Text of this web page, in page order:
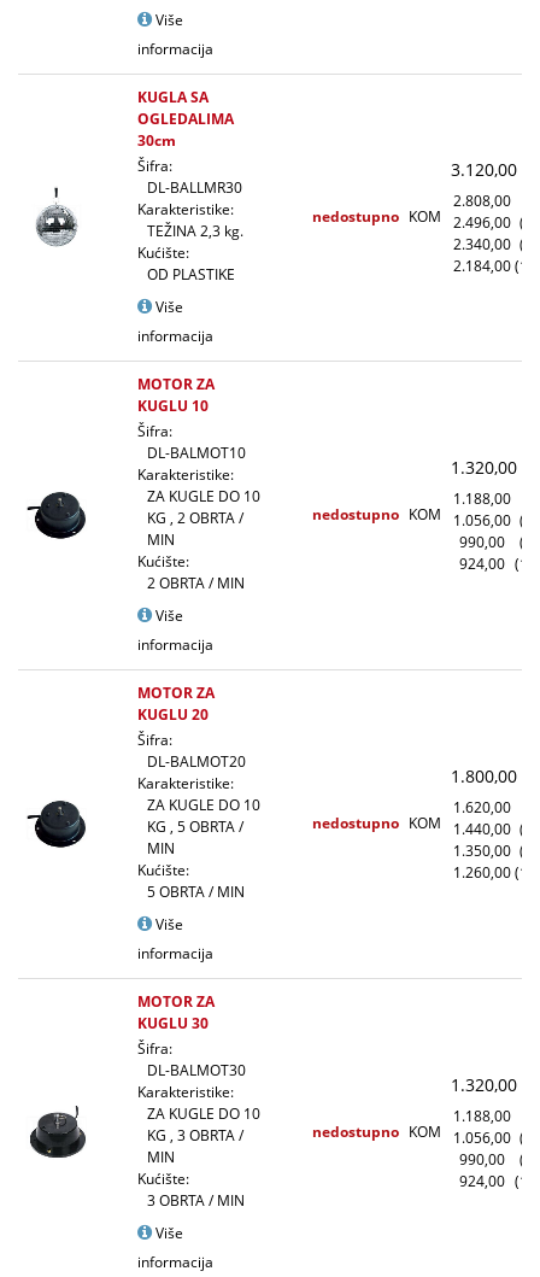
Više
informacija
KUGLA SA
OGLEDALIMA
30cm
Šifra:
DL-BALLMR30
Karakteristike:
TEŽINA 2,3 kg.
Kućište:
OD PLASTIKE
Više
informacija
nedostupno KOM
3.120,00
2.808,00
2.496,00
2.340,00
2.184,00
MOTOR ZA
KUGLU 10
Šifra:
DL-BALMOT10
Karakteristike:
ZA KUGLE DO 10
KG , 2 OBRTA /
MIN
Kućište:
2 OBRTA / MIN
Više
informacija
nedostupno KOM
1.320,00
1.188,00
1.056,00
990,00
924,00
MOTOR ZA
KUGLU 20
Šifra:
DL-BALMOT20
Karakteristike:
ZA KUGLE DO 10
KG , 5 OBRTA /
MIN
Kućište:
5 OBRTA / MIN
Više
informacija
nedostupno KOM
1.800,00
1.620,00
1.440,00
1.350,00
1.260,00
MOTOR ZA
KUGLU 30
Šifra:
DL-BALMOT30
Karakteristike:
ZA KUGLE DO 10
KG , 3 OBRTA /
MIN
Kućište:
3 OBRTA / MIN
Više
informacija
nedostupno KOM
1.320,00
1.188,00
1.056,00
990,00
924,00